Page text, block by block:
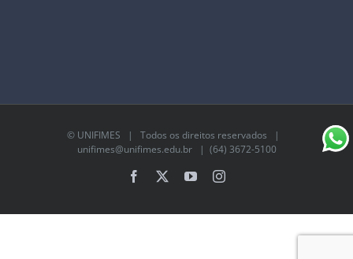
© UNIFIMES | Todos os direitos reservados |
unifimes@unifimes.edu.br| (64) 3672-5100
Facebook YouTubeInstagram